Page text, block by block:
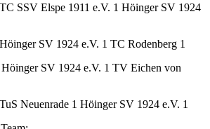
SSV Elspe 1911 e.V. 1 Höinger SV 1924
SV 1924 e.V. 1 TC Rodenberg 1
SV 1924 e.V. 1 TV Eichen von
Neuenrade 1 Höinger SV 1924 e.V. 1